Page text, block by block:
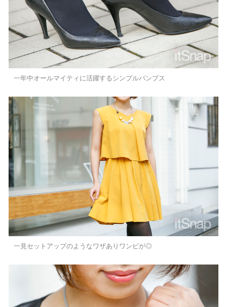
一年中オールマイティに活躍するシンプルパンプス
一見セットアップのようなワザありワンピが◎